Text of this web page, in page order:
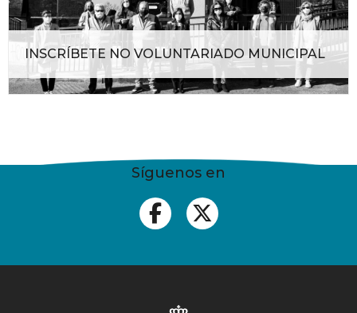
INSCRÍBETE NO VOLUNTARIADO MUNICIPAL
Síguenos en